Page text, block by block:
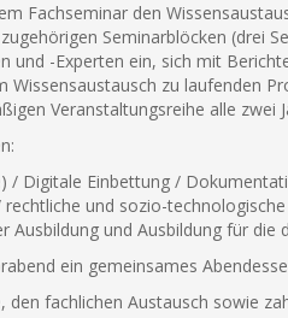
Fachseminar den
Seminarblöcken (drei
und -Experten ein, sich mit
Wissensaustausch zu laufenden
Veranstaltungsreihe alle zwei
/ Digitale Einbettung /
und sozio-
Ausbildung und Ausbildung für die
ein gemeinsames
fachlichen Austausch sowie